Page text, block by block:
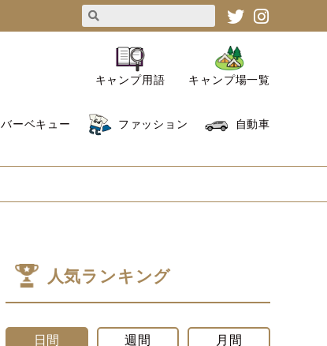
キャンプ用語 キャンプ場一覧
バーベキュー ファッション 自動車
人気ランキング
日間 週間 月間